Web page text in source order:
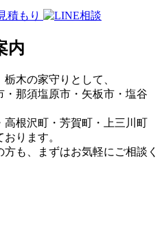
木の家守りとして、
那須塩原市・矢板市・塩谷
高根沢町・芳賀町・上三川町
ります。
も、まずはお気軽にご相談く